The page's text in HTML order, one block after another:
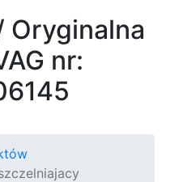
Oryginalna
nr: